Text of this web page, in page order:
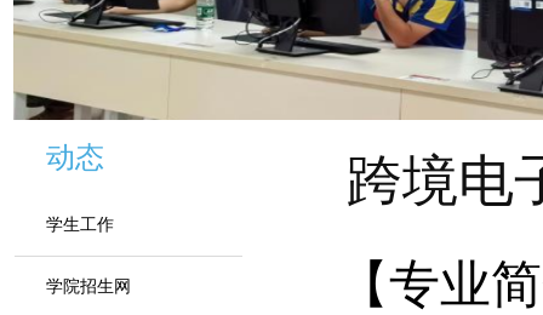
动态
学生工作
学院招生网
跨境电
【专业